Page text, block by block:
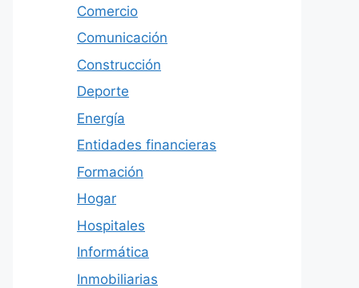
Comercio
Comunicación
Construcción
Deporte
Energía
Entidades financieras
Formación
Hogar
Hospitales
Informática
Inmobiliarias